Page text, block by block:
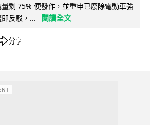
剩 75% 便發作，並重申已廢除電動車強
反駁，...
閱讀全文
分享